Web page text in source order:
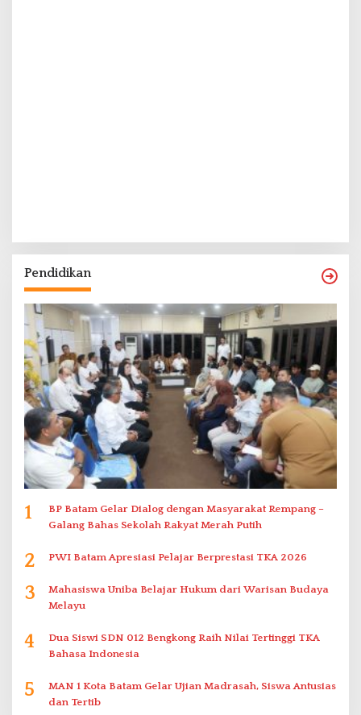
Pendidikan
1
BP Batam Gelar Dialog dengan Masyarakat Rempang –
Galang Bahas Sekolah Rakyat Merah Putih
2 PWI Batam Apresiasi Pelajar Berprestasi TKA 2026
3
Mahasiswa Uniba Belajar Hukum dari Warisan Budaya
Melayu
4
Dua Siswi SDN 012 Bengkong Raih Nilai Tertinggi TKA
Bahasa Indonesia
5
MAN 1 Kota Batam Gelar Ujian Madrasah, Siswa Antusias
dan Tertib